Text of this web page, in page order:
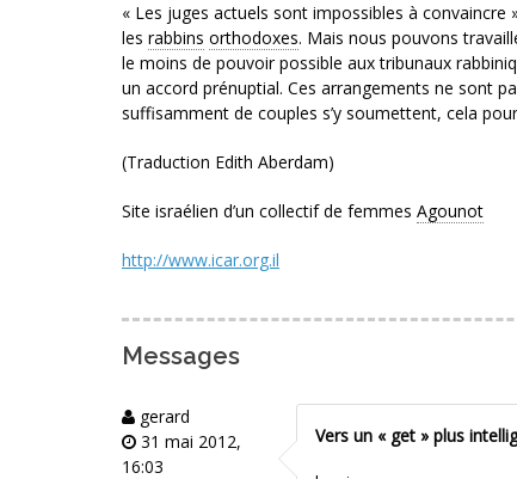
« Les juges actuels sont impossibles à convaincre
les rabbins orthodoxes. Mais nous pouvons
le moins de pouvoir possible aux tribunaux
un accord prénuptial. Ces arrangements ne sont
suffisamment de couples s’y soumettent, cela
(Traduction Edith Aberdam)
Site israélien d’un collectif de femmes Agounot
http://www.icar.org.il
Messages
gerard
31 mai 2012,
16:03
Vers un « get » plus